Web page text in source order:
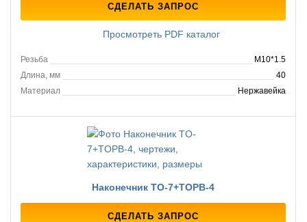
СДЕЛАТЬ ЗАПРОС
Просмотреть PDF каталог
Резьба
M10*1.5
Длина, мм
40
Материал
Нержавейка
Наконечник TO-7+TOPB-4
СДЕЛАТЬ ЗАПРОС